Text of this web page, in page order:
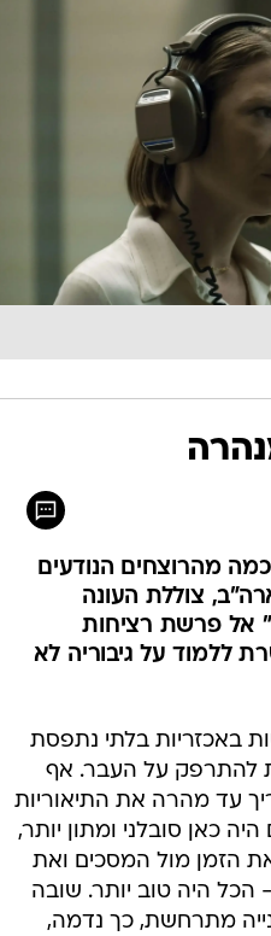
מהרוצחים הנודעים
צוללת העונה
אל פרשת רציחות
ללמוד על גיבוריה לא
באכזריות בלתי נתפסת
להתרפק על העבר. אף
עד מהרה את התיאוריות
כאן סובלני ומתון יותר,
הזמן מול המסכים ואת
היה טוב יותר. שובה
מתרחשת, כך נדמה,